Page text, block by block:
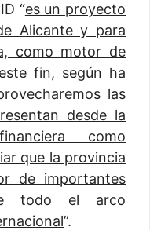
“es un proyecto
Alicante y para
como motor de
fin, según ha
las
desde la
como
que la provincia
de importantes
todo el arco
”.